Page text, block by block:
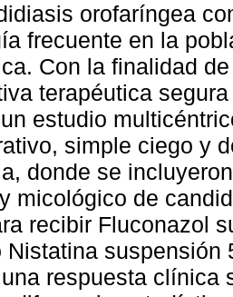
orofaríngea
frecuente en la
Con la finalidad
terapéutica
estudio
simple ciego y
donde se
micológico de
recibir Fluconazol
Nistatina suspensión
respuesta clínica